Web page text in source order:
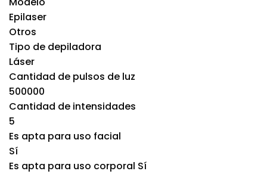
Epilaser
Otros
Tipo de depiladora
Láser
Cantidad de pulsos de luz
500000
Cantidad de intensidades
5
Es apta para uso facial
Sí
Es apta para uso corporal Sí